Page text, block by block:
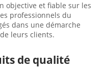
objective et fiable sur les
professionnels du
dans une démarche
leurs clients.
de qualité